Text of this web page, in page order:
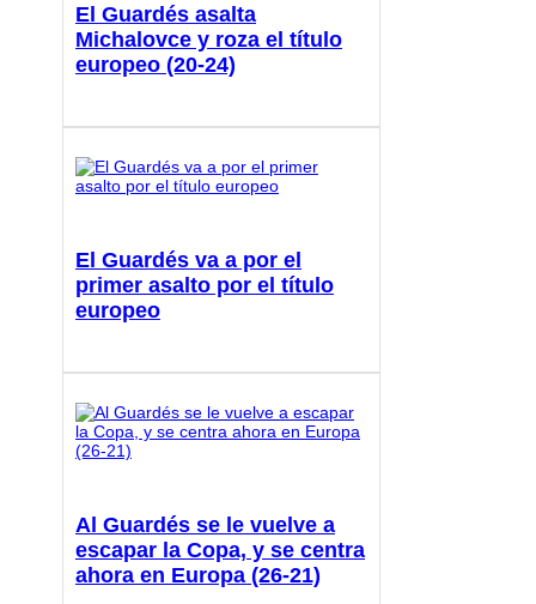
El Guardés asalta
Michalovce y roza el título
europeo (20-24)
El Guardés va a por el
primer asalto por el título
europeo
Al Guardés se le vuelve a
escapar la Copa, y se centra
ahora en Europa (26-21)